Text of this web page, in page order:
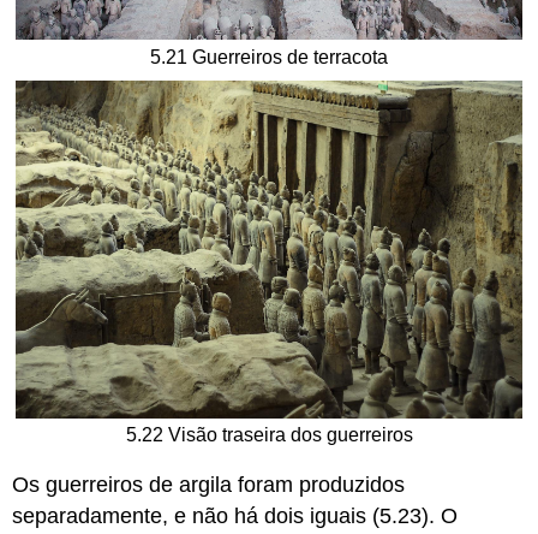
5.21 Guerreiros de terracota
5.22 Visão traseira dos guerreiros
Os guerreiros de argila foram produzidos
separadamente, e não há dois iguais (5.23). O